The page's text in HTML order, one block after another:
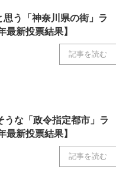
思う「神奈川県の街」ラ
新投票結果】
記事を読む
うな「政令指定都市」ラ
新投票結果】
記事を読む